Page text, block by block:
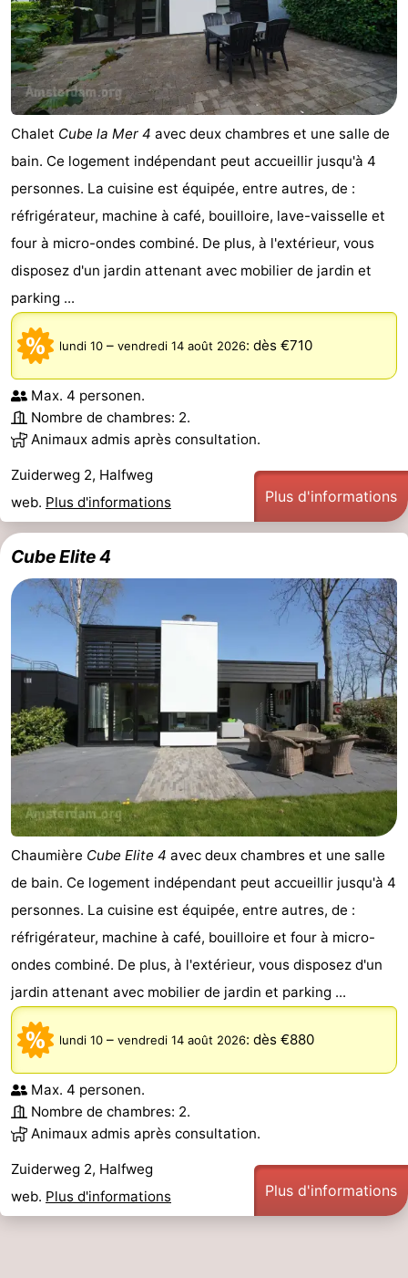
Chalet Cube la Mer 4 avec deux chambres et une salle de
bain. Ce logement indépendant peut accueillir jusqu'à 4
personnes. La cuisine est équipée, entre autres, de :
réfrigérateur, machine à café, bouilloire, lave-vaisselle et
four à micro-ondes combiné. De plus, à l'extérieur, vous
disposez d'un jardin attenant avec mobilier de jardin et
parking ...
lundi 10 – vendredi 14 août 2026: dès €710
Max. 4 personen.
Nombre de chambres: 2.
Animaux admis après consultation.
Zuiderweg 2, Halfweg
web. Plus d'informations Plus d'informations
Cube Elite 4
Chaumière Cube Elite 4 avec deux chambres et une salle
de bain. Ce logement indépendant peut accueillir jusqu'à 4
personnes. La cuisine est équipée, entre autres, de :
réfrigérateur, machine à café, bouilloire et four à micro-
ondes combiné. De plus, à l'extérieur, vous disposez d'un
jardin attenant avec mobilier de jardin et parking ...
lundi 10 – vendredi 14 août 2026: dès €880
Max. 4 personen.
Nombre de chambres: 2.
Animaux admis après consultation.
Zuiderweg 2, Halfweg
web. Plus d'informations Plus d'informations